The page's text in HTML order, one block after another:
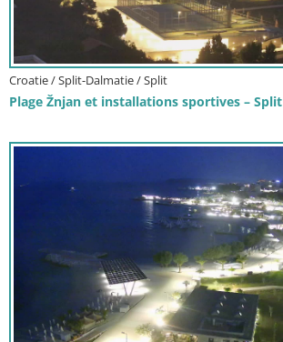
Croatie / Split-Dalmatie / Split
Plage Žnjan et installations sportives – Split